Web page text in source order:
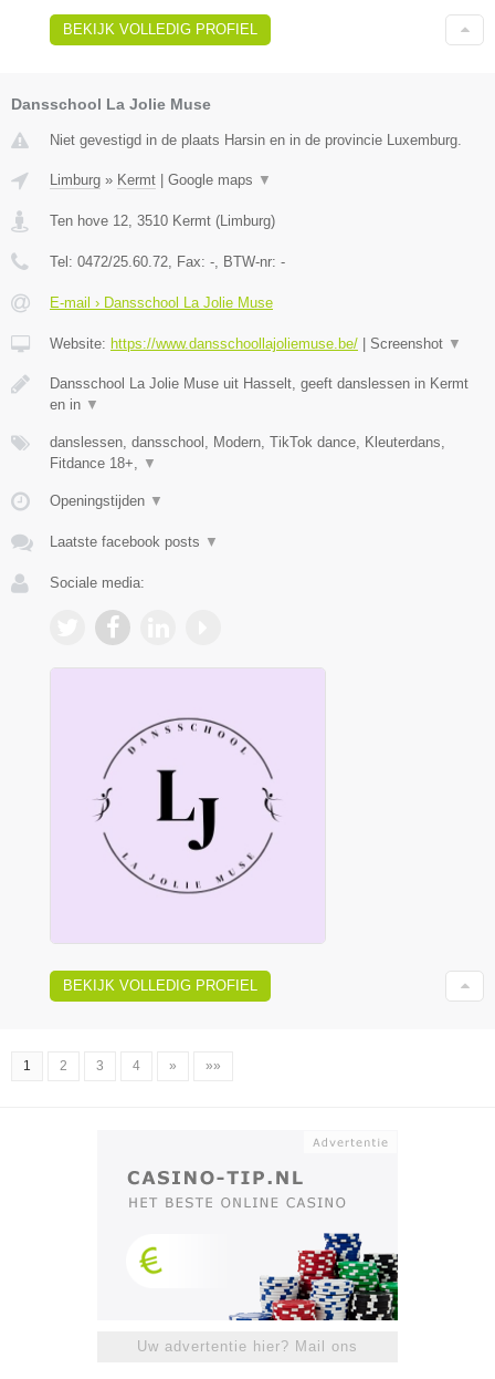
BEKIJK VOLLEDIG PROFIEL
Dansschool La Jolie Muse
Niet gevestigd in de plaats Harsin en in de provincie Luxemburg.
Limburg » Kermt Google maps ▼
Ten hove 12 3510 Kermt ( Limburg)
Tel: 0472/25.60.72 , Fax: - , BTW-nr: -
E-mail › Dansschool La Jolie Muse
Website: https://www.dansschoollajoliemuse.be/ Screenshot ▼
Dansschool La Jolie Muse uit Hasselt, geeft danslessen in Kermt
en in ▼
danslessen, dansschool, Modern, TikTok dance, Kleuterdans,
Fitdance 18+,
▼
Openingstijden ▼
Laatste facebook posts ▼
Sociale media:
BEKIJK VOLLEDIG PROFIEL
1 2 3 4 » »»
Uw advertentie hier? Mail ons